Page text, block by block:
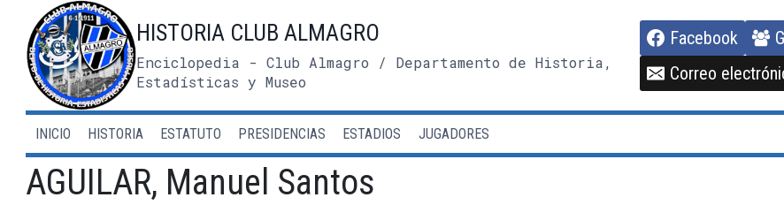
contenido
HISTORIA CLUB ALMAGRO
Enciclopedia - Club Almagro / Departamento de Historia,
Estadísticas y Museo
Facebook
Correo
INICIO HISTORIA ESTATUTO PRESIDENCIAS ESTADIOS JUGADORES
AGUILAR, Manuel Santos